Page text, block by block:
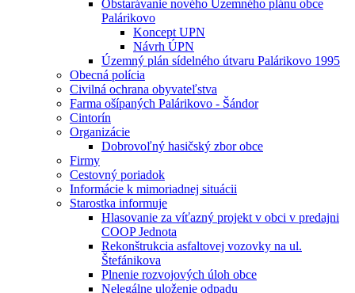
Obstarávanie nového Územného plánu obce
Palárikovo
Koncept UPN
Návrh ÚPN
Územný plán sídelného útvaru Palárikovo 1995
Obecná polícia
Civilná ochrana obyvateľstva
Farma ošípaných Palárikovo - Šándor
Cintorín
Organizácie
Dobrovoľný hasičský zbor obce
Firmy
Cestovný poriadok
Informácie k mimoriadnej situácii
Starostka informuje
Hlasovanie za víťazný projekt v obci v predajni
COOP Jednota
Rekonštrukcia asfaltovej vozovky na ul.
Štefánikova
Plnenie rozvojových úloh obce
Nelegálne uloženie odpadu